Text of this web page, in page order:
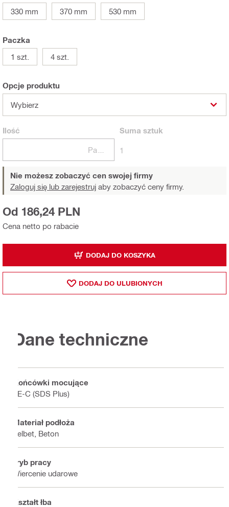
330 mm
370 mm 530 mm
Paczka
1 szt.
4 szt.
Opcje produktu
Wybierz
Ilość Suma sztuk
1
Nie możesz zobaczyć cen swojej firmy
Zaloguj się lub zarejestruj aby zobaczyć ceny firmy.
Cena netto po rabacie
Od 186,24 PLN
DODAJ DO KOSZYKA
DODAJ DO ULUBIONYCH
Dane techniczne
Końcówki mocujące
TE-C (SDS Plus)
Materiał podłoża
Żelbet, Beton
Tryb pracy
Wiercenie udarowe
Kształt łba